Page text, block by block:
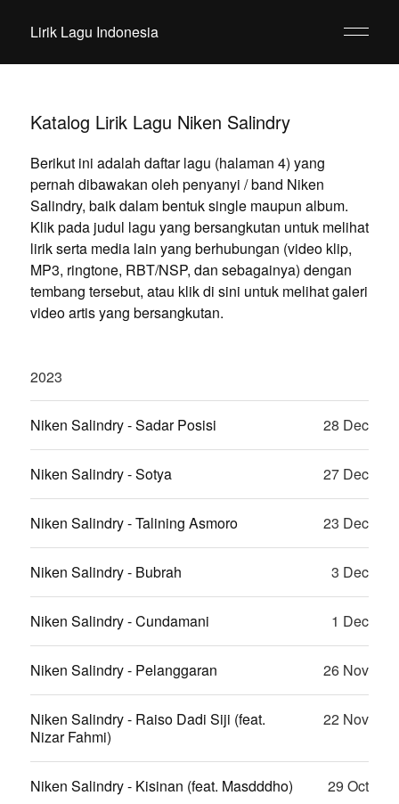
Lirik Lagu Indonesia
Katalog Lirik Lagu Niken Salindry
Berikut ini adalah daftar lagu (halaman 4) yang
pernah dibawakan oleh penyanyi / band Niken
Salindry, baik dalam bentuk single maupun album.
Klik pada judul lagu yang bersangkutan untuk melihat
lirik serta media lain yang berhubungan (video klip,
MP3, ringtone, RBT/NSP, dan sebagainya) dengan
tembang tersebut, atau klik di sini untuk melihat galeri
video artis yang bersangkutan.
2023
Niken Salindry - Sadar Posisi 28 Dec
Niken Salindry - Sotya 27 Dec
Niken Salindry - Talining Asmoro 23 Dec
Niken Salindry - Bubrah 3 Dec
Niken Salindry - Cundamani 1 Dec
Niken Salindry - Pelanggaran 26 Nov
Niken Salindry - Raiso Dadi Siji (feat.
Nizar Fahmi)
22 Nov
Niken Salindry - Kisinan (feat. Masdddho) 29 Oct